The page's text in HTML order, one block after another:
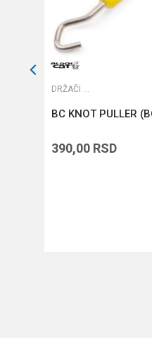
DRŽAČI ŠTAPOVA
BC KNOT PULLER
390,00 RSD